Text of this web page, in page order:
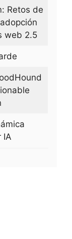
Retos de
web 2.5
IA